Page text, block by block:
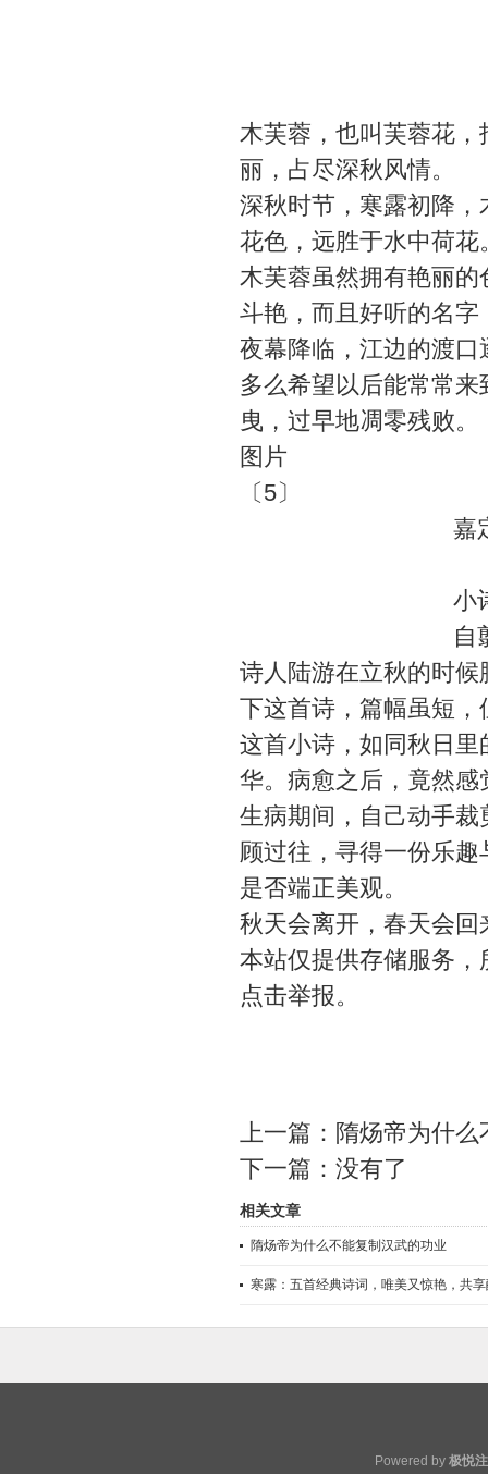
木芙蓉，也叫芙蓉花
丽，占尽深秋风情。
深秋时节，寒露初降
花色，远胜于水中荷花
木芙蓉虽然拥有艳丽
斗艳，而且好听的名
夜幕降临，江边的渡
多么希望以后能常常
曳，过早地凋零残败。
图片
〔5〕
嘉
小
自
诗人陆游在立秋的时
下这首诗，篇幅虽短
这首小诗，如同秋日
华。病愈之后，竟然
生病期间，自己动手
顾过往，寻得一份乐
是否端正美观。
秋天会离开，春天会
本站仅提供存储服务
点击举报。
上一篇： 隋炀帝为什
下一篇：没有了
相关文章
隋炀帝为什么不能复制汉武的功业
寒露：五首经典诗词，唯美又惊艳，共
Powered by 极悦